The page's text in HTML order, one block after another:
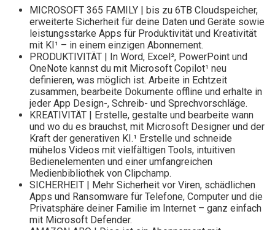
MICROSOFT 365 FAMILY | bis zu 6TB Cloudspeicher,
erweiterte Sicherheit für deine Daten und Geräte sowie
leistungsstarke Apps für Produktivität und Kreativität
mit KI¹ – in einem einzigen Abonnement.
PRODUKTIVITÄT | In Word, Excel², PowerPoint und
OneNote kannst du mit Microsoft Copilot¹ neu
definieren, was möglich ist. Arbeite in Echtzeit
zusammen, bearbeite Dokumente offline und erhalte in
jeder App Design-, Schreib- und Sprechvorschläge.
KREATIVITÄT | Erstelle, gestalte und bearbeite wann
und wo du es brauchst, mit Microsoft Designer und der
Kraft der generativen KI.¹ Erstelle und schneide
mühelos Videos mit vielfältigen Tools, intuitiven
Bedienelementen und einer umfangreichen
Medienbibliothek von Clipchamp.
SICHERHEIT | Mehr Sicherheit vor Viren, schädlichen
Apps und Ransomware für Telefone, Computer und die
Privatsphäre deiner Familie im Internet – ganz einfach
mit Microsoft Defender.